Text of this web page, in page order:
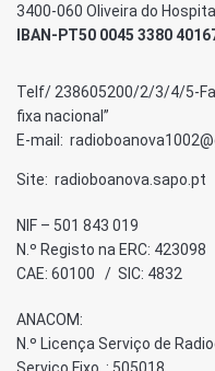
3400-060 Oliveira do Hospital
IBAN-PT50 0045 3380
Telf/ 238605200/2/3/4/5-
fixa nacional”
E-mail:
Site: radioboanova.sapo.pt
NIF – 501 843 019
N.º Registo na ERC: 423098
CAE: 60100 / SIC: 4832
ANACOM:
N.º Licença Serviço de
Serviço Fixo : 505018